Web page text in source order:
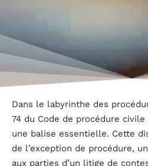
Dans le labyrinthe des
74 du Code de procédure
une balise essentielle. Cette
de l’exception de procédure,
aux parties d’un litige de